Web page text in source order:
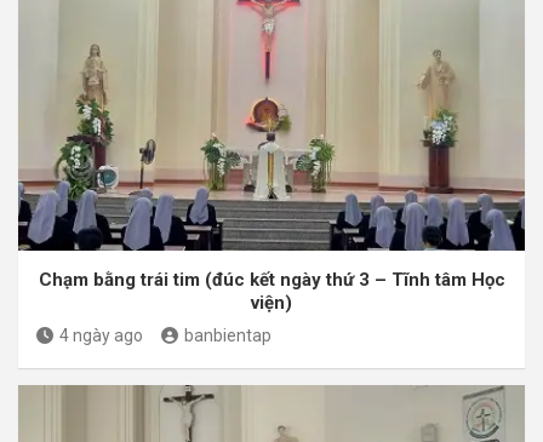
Chạm bằng trái tim (đúc kết ngày thứ 3 – Tĩnh tâm Học
viện)
4 ngày ago banbientap